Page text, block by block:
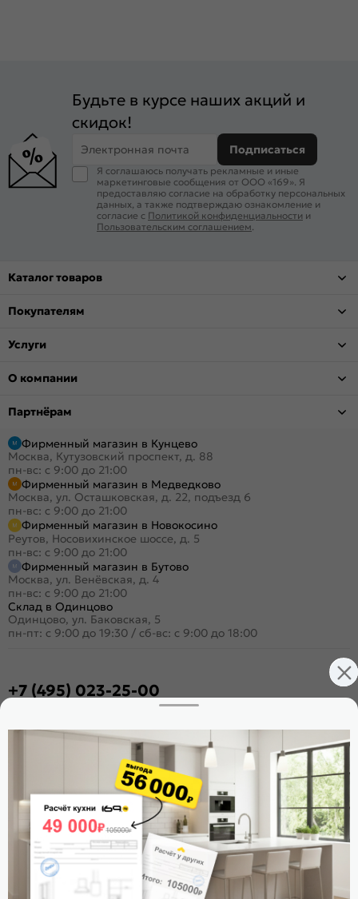
Будьте в курсе наших акций и
скидок!
Электронная почта Подписаться
Я соглашаюсь получать рекламные и иные
маркетинговые сообщения от ООО «169». Я
предоставляю согласие на обработку персональных
данных, а также подтверждаю ознакомление и
согласие с Политикой конфиденциальности и
Пользовательским соглашением.
Каталог товаров
Покупателям
Услуги
О компании
Партнёрам
Фирменный магазин в Кунцево
Москва, Кутузовский проспект, д. 88
пн-вс: с 9:00 до 21:00
Фирменный магазин в Медведково
Москва, ул. Осташковская, д. 22, подъезд 6
пн-вс: с 9:00 до 21:00
Фирменный магазин в Новокосино
Реутов, Носовихинское шоссе, д. 5
пн-вс: с 9:00 до 21:00
Фирменный магазин в Бутово
Москва, ул. Венёвская, д. 4
пн-вс: с 9:00 до 21:00
Склад в Одинцово
Одинцово, ул. Баковская, 5
пн-пт: с 9:00 до 19:30 / сб-вс: с 9:00 до 18:00
+7 (495) 023-25-00
Стать дилером
Расскажите о нас
Поделиться
Оцените магазин
ИКС 1180